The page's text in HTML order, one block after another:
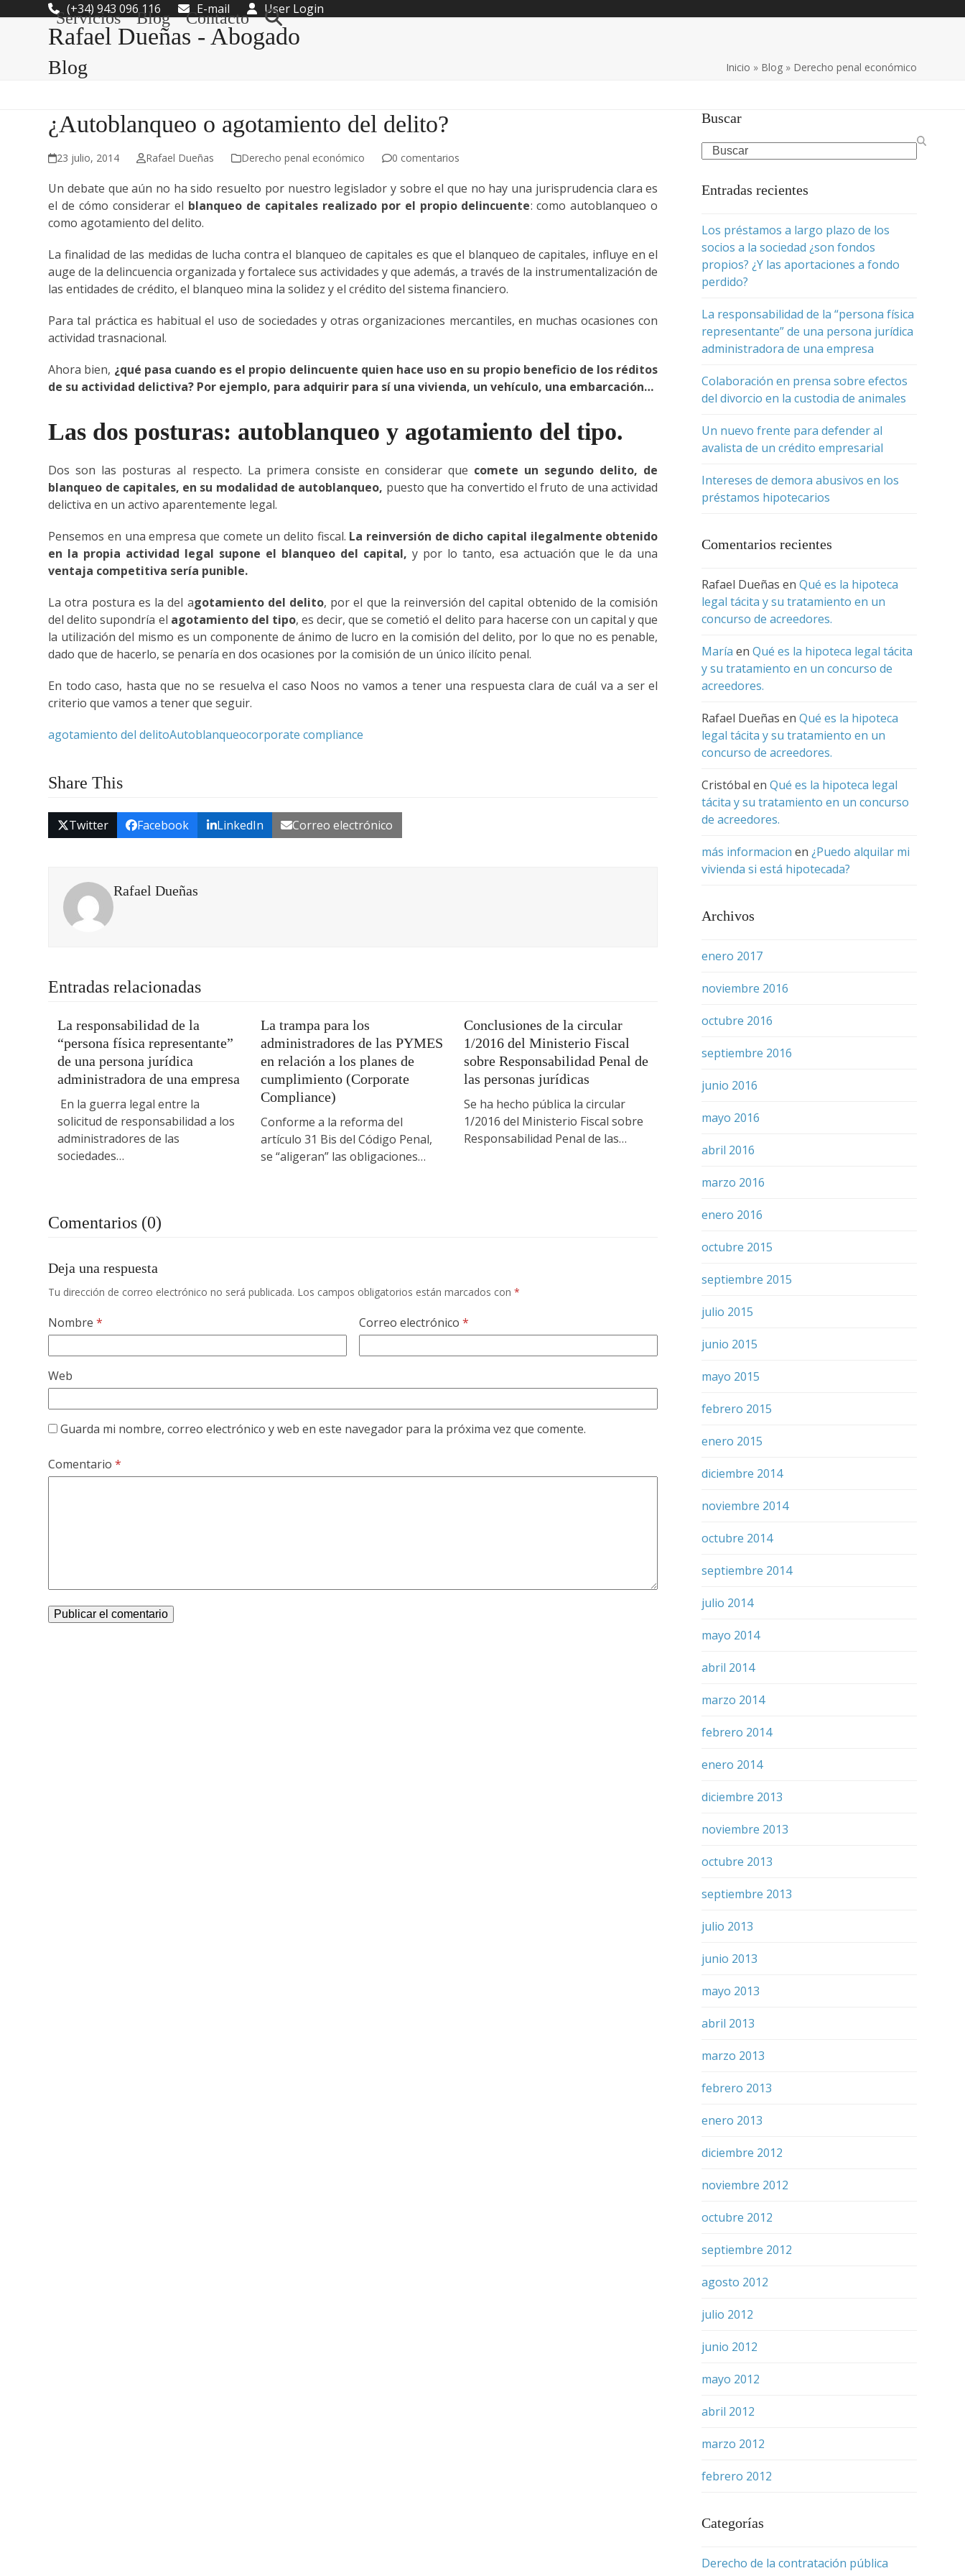
(+34) 943 096 116 E-mail User Login
Rafael Dueñas - Abogado
Servicios Blog Contacto
Blog Inicio » Blog» Derecho penal económico
¿Autoblanqueo o agotamiento del delito?
23 julio, 2014 Rafael Dueñas Derecho penal económico 0 comentarios
Un debate que aún no ha sido resuelto por nuestro legislador y sobre el que no hay una jurisprudencia clara es
el de cómo considerar el blanqueo de capitales realizado por el propio delincuente: como autoblanqueo o
como agotamiento del delito.
La finalidad de las medidas de lucha contra el blanqueo de capitales es que el blanqueo de capitales, influye en el
auge de la delincuencia organizada y fortalece sus actividades y que además, a través de la instrumentalización de
las entidades de crédito, el blanqueo mina la solidez y el crédito del sistema financiero.
Para tal práctica es habitual el uso de sociedades y otras organizaciones mercantiles, en muchas ocasiones con
actividad trasnacional.
Ahora bien, ¿qué pasa cuando es el propio delincuente quien hace uso en su propio beneficio de los réditos
de su actividad delictiva? Por ejemplo, para adquirir para sí una vivienda, un vehículo, una embarcación…
Las dos posturas: autoblanqueo y agotamiento del tipo.
Dos son las posturas al respecto. La primera consiste en considerar que comete un segundo delito, de
blanqueo de capitales, en su modalidad de autoblanqueo, puesto que ha convertido el fruto de una actividad
delictiva en un activo aparentemente legal.
Pensemos en una empresa que comete un delito fiscal. La reinversión de dicho capital ilegalmente obtenido
en la propia actividad legal supone el blanqueo del capital, y por lo tanto, esa actuación que le da una
ventaja competitiva sería punible.
La otra postura es la del agotamiento del delito, por el que la reinversión del capital obtenido de la comisión
del delito supondría el agotamiento del tipo, es decir, que se cometió el delito para hacerse con un capital y que
la utilización del mismo es un componente de ánimo de lucro en la comisión del delito, por lo que no es penable,
dado que de hacerlo, se penaría en dos ocasiones por la comisión de un único ilícito penal.
En todo caso, hasta que no se resuelva el caso Noos no vamos a tener una respuesta clara de cuál va a ser el
criterio que vamos a tener que seguir.
agotamiento del delitoAutoblanqueocorporate compliance
Share This
Twitter Facebook LinkedIn Correo electrónico
Rafael Dueñas
Entradas relacionadas
La responsabilidad de la
“persona física representante”
de una persona jurídica
administradora de una empresa
En la guerra legal entre la
solicitud de responsabilidad a los
administradores de las
sociedades…
La trampa para los
administradores de las PYMES
en relación a los planes de
cumplimiento (Corporate
Compliance)
Conforme a la reforma del
artículo 31 Bis del Código Penal,
se “aligeran” las obligaciones…
Conclusiones de la circular
1/2016 del Ministerio Fiscal
sobre Responsabilidad Penal de
las personas jurídicas
Se ha hecho pública la circular
1/2016 del Ministerio Fiscal sobre
Responsabilidad Penal de las…
Comentarios (0)
Deja una respuesta
Tu dirección de correo electrónico no será publicada. Los campos obligatorios están marcados con*
Nombre* Correo electrónico*
Web
Guarda mi nombre, correo electrónico y web en este navegador para la próxima vez que comente.
Comentario*
Buscar
Search
Entradas recientes
Los préstamos a largo plazo de los
socios a la sociedad ¿son fondos
propios? ¿Y las aportaciones a fondo
perdido?
La responsabilidad de la “persona física
representante” de una persona jurídica
administradora de una empresa
Colaboración en prensa sobre efectos
del divorcio en la custodia de animales
Un nuevo frente para defender al
avalista de un crédito empresarial
Intereses de demora abusivos en los
préstamos hipotecarios
Comentarios recientes
Rafael Dueñas en Qué es la hipoteca
legal tácita y su tratamiento en un
concurso de acreedores.
María en Qué es la hipoteca legal tácita
y su tratamiento en un concurso de
acreedores.
Rafael Dueñas en Qué es la hipoteca
legal tácita y su tratamiento en un
concurso de acreedores.
Cristóbal en Qué es la hipoteca legal
tácita y su tratamiento en un concurso
de acreedores.
más informacion en ¿Puedo alquilar mi
vivienda si está hipotecada?
Archivos
enero 2017
noviembre 2016
octubre 2016
septiembre 2016
junio 2016
mayo 2016
abril 2016
marzo 2016
enero 2016
octubre 2015
septiembre 2015
julio 2015
junio 2015
mayo 2015
febrero 2015
enero 2015
diciembre 2014
noviembre 2014
octubre 2014
septiembre 2014
julio 2014
mayo 2014
abril 2014
marzo 2014
febrero 2014
enero 2014
diciembre 2013
noviembre 2013
octubre 2013
septiembre 2013
julio 2013
junio 2013
mayo 2013
abril 2013
marzo 2013
febrero 2013
enero 2013
diciembre 2012
noviembre 2012
octubre 2012
septiembre 2012
agosto 2012
julio 2012
junio 2012
mayo 2012
abril 2012
marzo 2012
febrero 2012
Categorías
Derecho de la contratación pública